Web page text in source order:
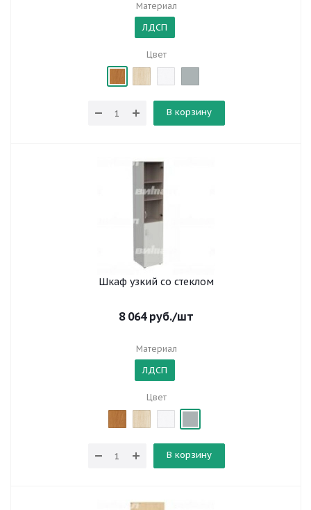
Материал
ЛДСП
Цвет
В корзину
Шкаф узкий со стеклом
8 064руб./шт
Материал
ЛДСП
Цвет
В корзину